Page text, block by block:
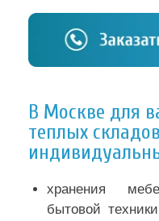
В Москве для
теплых
хранения
бытовой